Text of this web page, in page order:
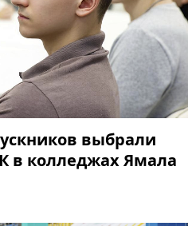
выбрали
в колледжах Ямала